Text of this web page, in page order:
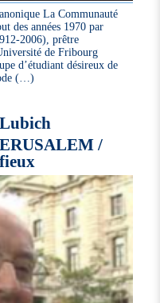
La Communauté
des années 1970 par
2006), prêtre
de Fribourg
d’étudiant désireux de
(…)
/